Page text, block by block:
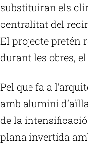
substituiran els
centralitat del
El projecte pretén
durant les obres,
Pel que fa a
amb alumini
de la
plana invertida